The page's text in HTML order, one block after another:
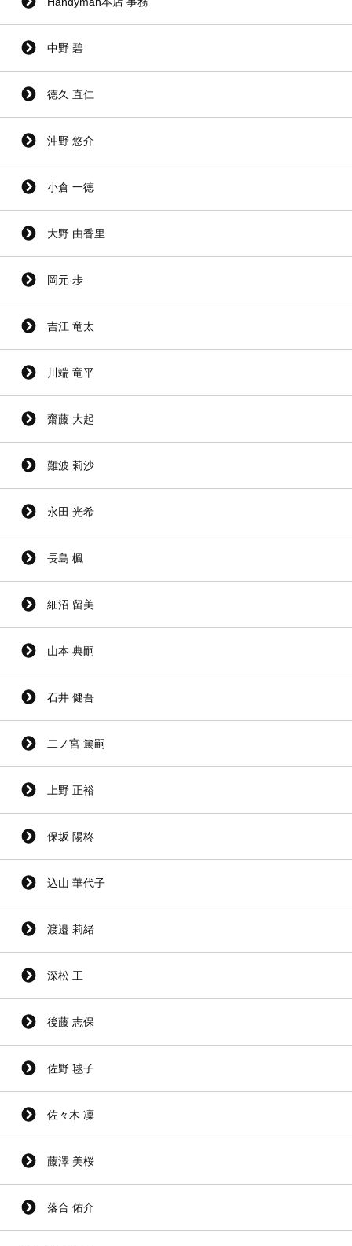
中野 碧
徳久 直仁
沖野 悠介
小倉 一徳
大野 由香里
岡元 歩
吉江 竜太
川端 竜平
齋藤 大起
難波 莉沙
永田 光希
長島 楓
細沼 留美
山本 典嗣
石井 健吾
二ノ宮 篤嗣
上野 正裕
保坂 陽柊
込山 華代子
渡邉 莉緒
深松 工
後藤 志保
佐野 毬子
佐々木 凜
藤澤 美桜
落合 佑介